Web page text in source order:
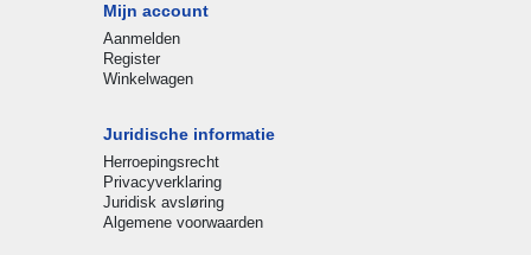
Mijn account
Aanmelden
Register
Winkelwagen
Juridische informatie
Herroepingsrecht
Privacyverklaring
Juridisk avsløring
Algemene voorwaarden